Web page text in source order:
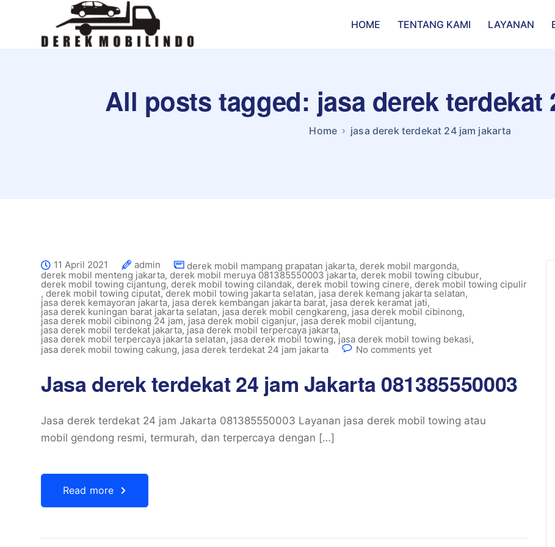
HOME TENTANG KAMI LAYANAN
All posts tagged: jasa derek terdekat
Home jasa derek terdekat 24 jam jakarta
11 April 2021 admin derek mobil mampang prapatan jakarta, derek mobil margonda,
derek mobil menteng jakarta, derek mobil meruya 081385550003 jakarta, derek mobil towing cibubur,
derek mobil towing cijantung, derek mobil towing cilandak, derek mobil towing cinere, derek mobil towing cipulir
, derek mobil towing ciputat,derek mobil towing jakarta selatan, jasa derek kemang jakarta selatan,
jasa derek kemayoran jakarta, jasa derek kembangan jakarta barat, jasa derek keramat jati,
jasa derek kuningan barat jakarta selatan, jasa derek mobil cengkareng, jasa derek mobil cibinong,
jasa derek mobil cibinong 24 jam, jasa derek mobil ciganjur, jasa derek mobil cijantung,
jasa derek mobil terdekat jakarta, jasa derek mobil terpercaya jakarta,
jasa derek mobil terpercaya jakarta selatan, jasa derek mobil towing, jasa derek mobil towing bekasi,
jasa derek mobil towing cakung, jasa derek terdekat 24 jam jakarta No comments yet
Jasa derek terdekat 24 jam Jakarta 081385550003
Jasa derek terdekat 24 jam Jakarta 081385550003 Layanan jasa derek mobil towing atau
mobil gendong resmi, termurah, dan terpercaya dengan […]
Read more